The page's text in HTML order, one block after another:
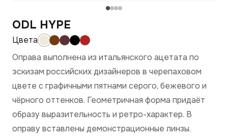
ODL HYPE
Оправа выполнена из итальянского ацетата по
эскизам российских дизайнеров в черепаховом
цвете с графичными пятнами серого, бежевого и
чёрного оттенков. Геометричная форма придаёт
образу выразительность и ретро-характер. В
оправу вставлены демонстрационные линзы.